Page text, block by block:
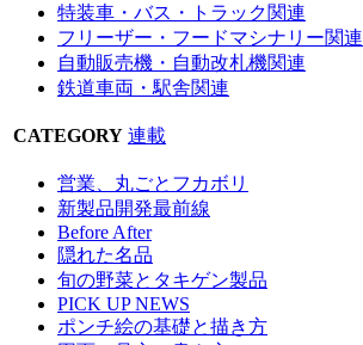
特装車・バス・トラック関連
フリーザー・フードマシナリー関連
自動販売機・自動改札機関連
鉄道車両・駅舎関連
CATEGORY 連載
営業、丸ごとフカボリ
新製品開発最前線
Before After
隠れた名品
旬の野菜とタキゲン製品
PICK UP NEWS
ポンチ絵の基礎と描き方